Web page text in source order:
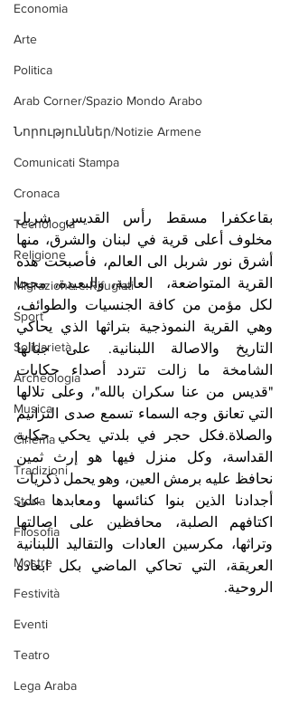
Economia
Arte
Politica
Arab Corner/Spazio Mondo Arabo
Նորություններ/Notizie Armene
Comunicati Stampa
Cronaca
Tecnologia
Religione
Migrazione e Rifugiati
Sport
Solidarietà
Archeologia
Musica
Cinema
Tradizioni
Storia
Filosofia
Mostre
Festività
Eventi
Teatro
Lega Araba
بقاعكفرا مسقط رأس القديس شربل
أشرق نور شربل الى العالم، فأصبحت هذه
القرية المتواضعة،  العالية، والبعيدة، محجا
التاريخ والاصالة اللبنانية. على جبالها
التي تعانق وجه السماء تسمع صدى الترانيم
والصلاة.فكل حجر في بلدتي يحكي حكاية
أجدادنا الذين بنوا كنائسها ومعابدها على
العريقة، التي تحاكي الماضي بكل ابعاده
الروحية.